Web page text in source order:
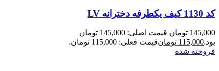
کد 1130 کیف یکطرفه دخترانه LV
145,000 تومان
قیمت اصلی: 145,000 تومان
بود.115,000 تومانقیمت فعلی: 115,000 تومان.
فروخته شده